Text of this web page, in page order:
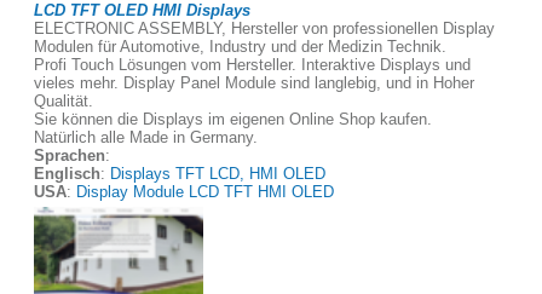
LCD TFT OLED HMI Displays
ELECTRONIC ASSEMBLY, Hersteller von professionellen Display
Modulen für Automotive, Industry und der Medizin Technik.
Profi Touch Lösungen vom Hersteller. Interaktive Displays und
vieles mehr. Display Panel Module sind langlebig, und in Hoher
Qualität.
Sie können die Displays im eigenen Online Shop kaufen.
Natürlich alle Made in Germany.
Sprachen:
Englisch: Displays TFT LCD, HMI OLED
USA: Display Module LCD TFT HMI OLED